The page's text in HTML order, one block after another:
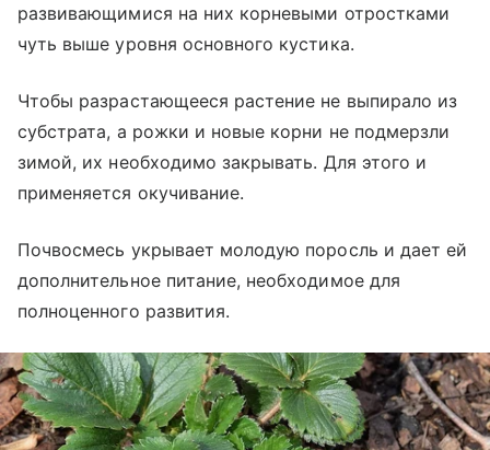
развивающимися на них корневыми отростками
чуть выше уровня основного кустика.
Чтобы разрастающееся растение не выпирало из
субстрата, а рожки и новые корни не подмерзли
зимой, их необходимо закрывать. Для этого и
применяется окучивание.
Почвосмесь укрывает молодую поросль и дает ей
дополнительное питание, необходимое для
полноценного развития.